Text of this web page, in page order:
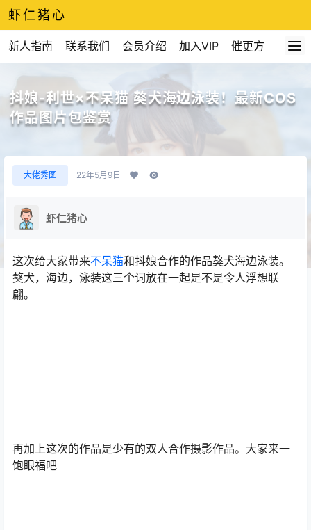
虾仁猪心
新人指南 联系我们 会员介绍 加入VIP 催更方式
抖娘-利世×不呆猫 獒犬海边泳装！最新COS
作品图片包鉴赏
大佬秀图 22年5月9日
虾仁猪心
这次给大家带来不呆猫和抖娘合作的作品獒犬海边泳装。
獒犬，海边，泳装这三个词放在一起是不是令人浮想联
翩。
再加上这次的作品是少有的双人合作摄影作品。大家来一
饱眼福吧